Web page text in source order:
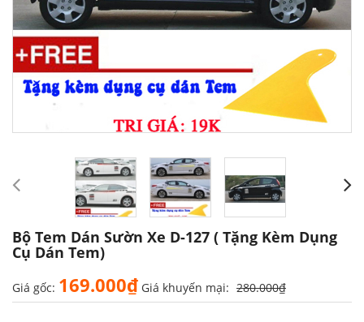
Bộ Tem Dán Sườn Xe D-127 ( Tặng Kèm Dụng
Cụ Dán Tem)
Giá gốc: 169.000₫ Giá khuyến mại: 280.000₫